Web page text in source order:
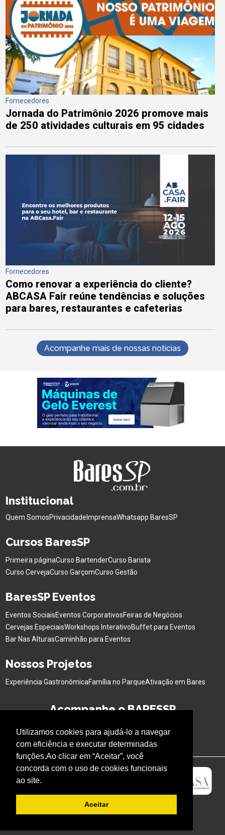
Utilizamos cookies para ajudá-lo a navegar
com eficiência e executar determinadas
funções.Ao clicar em “Aceitar”, você
concorda com o uso de cookies funcionais
ao site.
Aceitar
Fornecedores
Jornada do Patrimônio 2026 promove mais
de 250 atividades culturais em 95 cidades
Fornecedores
Como renovar a experiência do cliente?
ABCASA Fair reúne tendências e soluções
para bares, restaurantes e cafeterias
Acompanhe mais de nossas notícias
Institucional
Quem SomosPrivacidade ImprensaWhatsapp BaresSP
Cursos BaresSP
Primeira páginaCurso BartenderCurso Barista
Curso CervejaCurso GarçomCurso Gestão
BaresSP Eventos
Eventos SociaisEventos CorporativosFeiras de Negócios
Cervejas EspeciaisWorkshops InterativoBuffet para Eventos
Bar Nas AlturasCaminhão para Eventos
Nossos Projetos
Experiência GastronômicaFamília no ParqueAtivação em Bares
Acompanhe o BARESSP